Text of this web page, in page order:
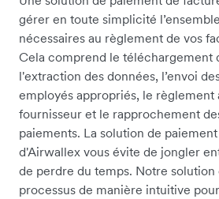
gérer en toute simplicité
nécessaires au règlement de vos
Cela comprend le téléchargement
l'extraction des données, l’envoi
employés appropriés, le règlement
fournisseur et le rapprochement
paiements. La solution de
d'Airwallex vous évite de jongler
de perdre du temps. Notre
processus de manière intuitive